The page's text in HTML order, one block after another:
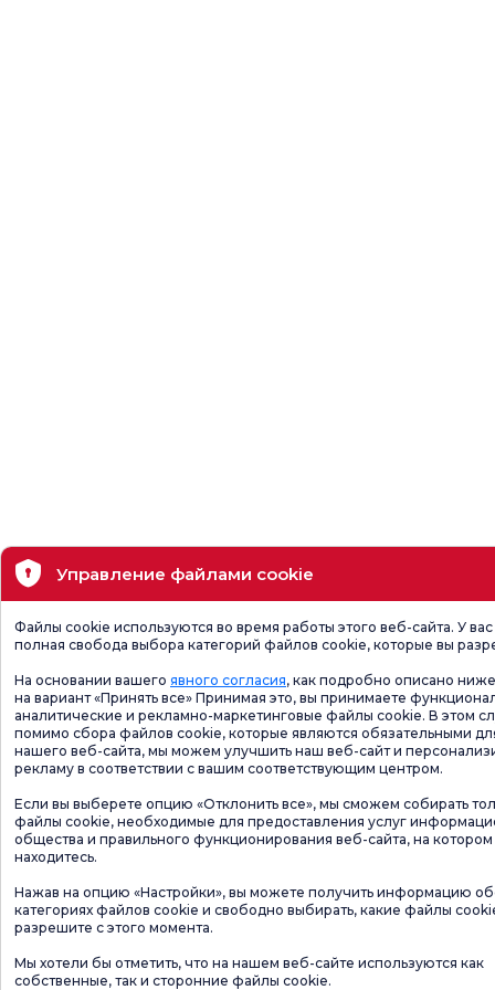
Управление файлами cookie
Файлы cookie используются во время работы этого веб-сайта. У вас
полная свобода выбора категорий файлов cookie, которые вы
На основании вашего явного согласия, как подробно описано
на вариант «Принять все» Принимая это, вы принимаете
аналитические и рекламно-маркетинговые файлы cookie. В этом
помимо сбора файлов cookie, которые являются обязательными
нашего веб-сайта, мы можем улучшить наш веб-сайт и
рекламу в соответствии с вашим соответствующим центром.
Если вы выберете опцию «Отклонить все», мы сможем собирать
файлы cookie, необходимые для предоставления услуг
общества и правильного функционирования веб-сайта, на
находитесь.
Нажав на опцию «Настройки», вы можете получить информацию
категориях файлов cookie и свободно выбирать, какие файлы
разрешите с этого момента.
Мы хотели бы отметить, что на нашем веб-сайте используются как
собственные, так и сторонние файлы cookie.